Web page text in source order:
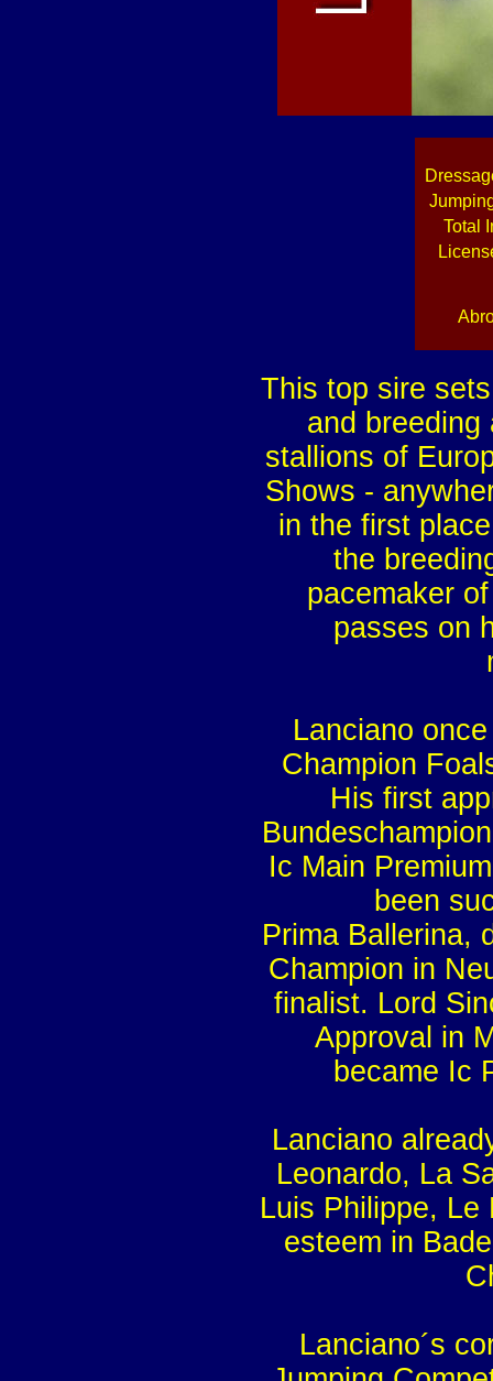
Total
This top sire
and breeding
stallions of
Shows -
in the first
the
pacemaker
passes on
Lanciano
Champion
His first
Ic Main
been
Prima Ballerina,
Champion in
finalist. Lord
Approval in
became Ic
Lanciano
Leonardo, La
Luis Philippe, Le
esteem in
Lanciano´s